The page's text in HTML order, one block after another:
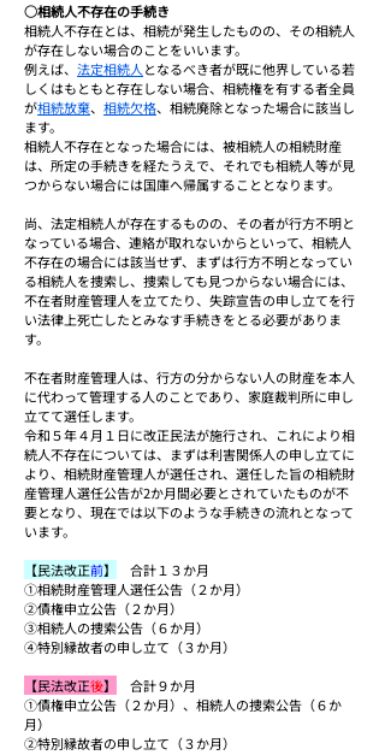
○相続人不存在の手続き
相続人不存在とは、相続が発生したものの、その相続人
が存在しない場合のことをいいます。
例えば、 法定相続人 となるべき者が既に他界している若
しくはもともと存在しない場合、相続権を有する者全員
が相続放棄、 相続欠格、相続廃除となった場合に該当し
ます。
相続人不存在となった場合には、被相続人の相続財産
は、所定の手続きを経たうえで、それでも相続人等が見
つからない場合には国庫へ帰属することとなります。
尚、法定相続人が存在するものの、その者が行方不明と
なっている場合、連絡が取れないからといって、相続人
不存在の場合には該当せず、まずは行方不明となってい
る相続人を捜索し、捜索しても見つからない場合には、
不在者財産管理人を立てたり、失踪宣告の申し立てを行
い法律上死亡したとみなす手続きをとる必要がありま
す。
不在者財産管理人は、行方の分からない人の財産を本人
に代わって管理する人のことであり、家庭裁判所に申し
立てて選任します。
令和５年４月１日に改正民法が施行され、これにより相
続人不存在については、まずは利害関係人の申し立てに
より、相続財産管理人が選任され、選任した旨の相続財
産管理人選任公告が2か月間必要とされていたものが不
要となり、現在では以下のような手続きの流れとなって
います。
【民法改正前】
合計１３か月
①相続財産管理人選任公告（２か月）
②債権申立公告（２か月）
③相続人の捜索公告（６か月）
④特別縁故者の申し立て（３か月）
【民法改正後】
合計９か月
①債権申立公告（２か月）、相続人の捜索公告（６か
月）
②特別縁故者の申し立て（３か月）